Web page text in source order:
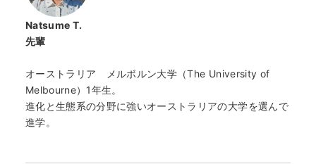
Natsume T.
先輩
オーストラリア メルボルン大学（The University of
Melbourne）1年生。
進化と生態系の分野に強いオーストラリアの大学を選んで
進学。